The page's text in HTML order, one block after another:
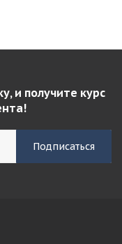
и получите курс